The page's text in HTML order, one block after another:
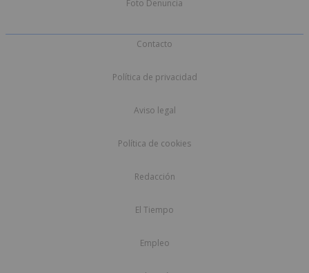
Foto Denuncia
Contacto
Política de privacidad
Aviso legal
Política de cookies
Redacción
El Tiempo
Empleo